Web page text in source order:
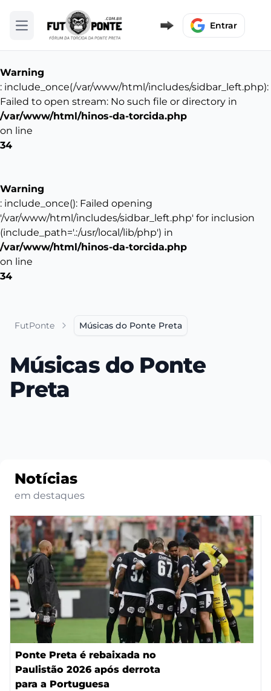
Abrir menu Entrar
Warning
: include_once(/var/www/html/includes/sidbar_left.php):
Failed to open stream: No such file or directory in
/var/www/html/hinos-da-torcida.php
on line
34
Warning
: include_once(): Failed opening
'/var/www/html/includes/sidbar_left.php' for inclusion
(include_path='.:/usr/local/lib/php') in
/var/www/html/hinos-da-torcida.php
on line
34
FutPonte Músicas do Ponte Preta
Músicas do Ponte
Preta
Notícias
em destaques
Ponte Preta é rebaixada no
Paulistão 2026 após derrota
para a Portuguesa